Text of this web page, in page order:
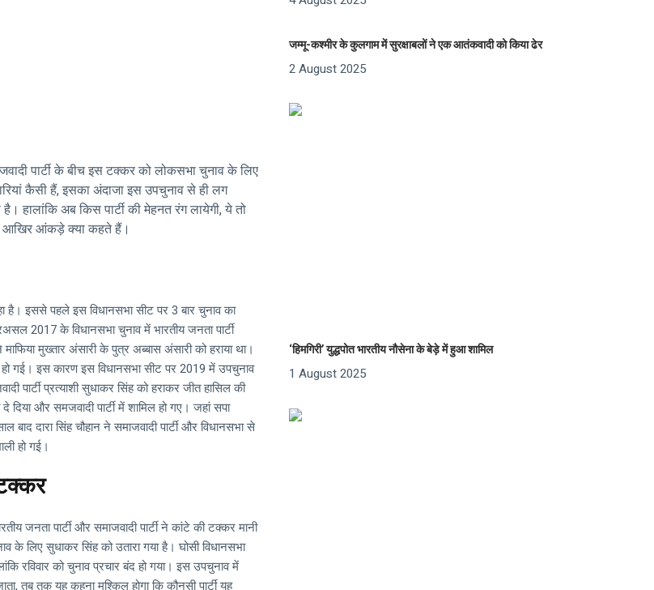
पार्टी के बीच इस टक्कर को लोकसभा चुनाव के लिए
कैसी हैं, इसका अंदाजा इस उपचुनाव से ही लग
हालांकि अब किस पार्टी की मेहनत रंग लायेगी, ये तो
आखिर आंकड़े क्या कहते हैं।
है। इससे पहले इस विधानसभा सीट पर 3 बार चुनाव का
2017 के विधानसभा चुनाव में भारतीय जनता पार्टी
मुख्तार अंसारी के पुत्र अब्बास अंसारी को हराया था।
हो गई। इस कारण इस विधानसभा सीट पर 2019 में उपचुनाव
प्रत्याशी सुधाकर सिंह को हराकर जीत हासिल की
और समजवादी पार्टी में शामिल हो गए। जहां सपा
बाद दारा सिंह चौहान ने समाजवादी पार्टी और विधानसभा से
हो गई।
जनता पार्टी और समाजवादी पार्टी ने कांटे की टक्कर मानी
के लिए सुधाकर सिंह को उतारा गया है। घोसी विधानसभा
रविवार को चुनाव प्रचार बंद हो गया। इस उपचुनाव में
तब तक यह कहना मुश्किल होगा कि कौनसी पार्टी यह
जम्मू-कश्मीर के कुलगाम में सुरक्षाबलों ने एक आतंकवादी को किया ढेर
2 August 2025
‘हिमगिरी’ युद्धपोत भारतीय नौसेना के बेड़े में हुआ शामिल
1 August 2025